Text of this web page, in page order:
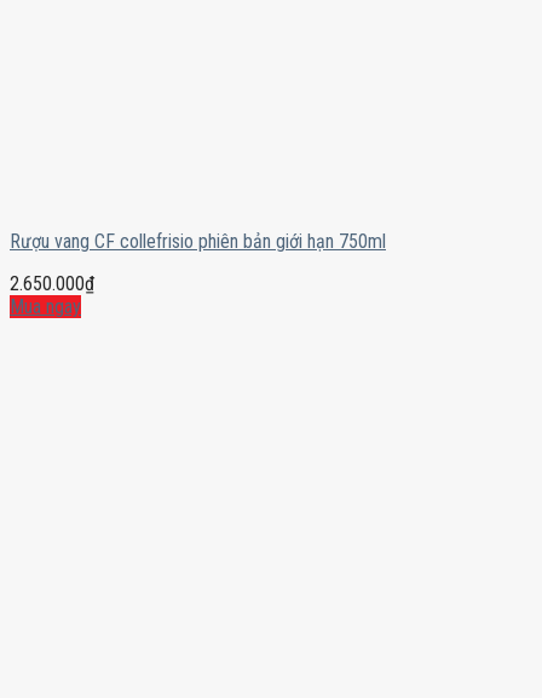
Rượu vang CF collefrisio phiên bản giới hạn 750ml
2.650.000₫
Mua ngay